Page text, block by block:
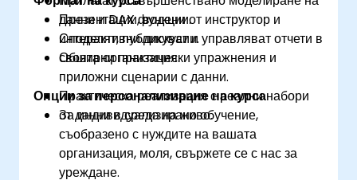
данни и DAX функции.
Споделят, публикуват и управляват отчети в
своята организация.
Презентации, водени от инструктор и
интерактивни дискусии.
Обширни практически упражнения и
приложни сценарии с данни.
Практическа реализация с реални набори
от данни в среда на живо.
Опции за персонализиране на курса
За индивидуализирано обучение,
съобразено с нуждите на вашата
организация, моля, свържете се с нас за
уреждане.